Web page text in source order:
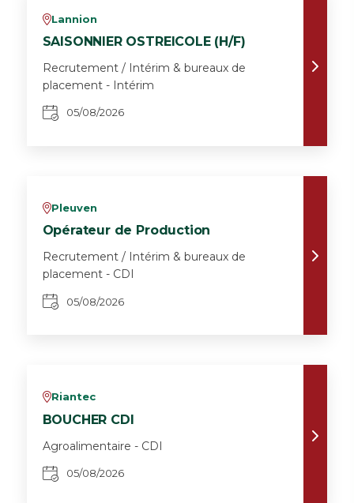
vLannion
SAISONNIER OSTREICOLE (H/F)
Recrutement / Intérim & bureaux de
placement - Intérim
05/08/2026
vPleuven
Opérateur de Production
Recrutement / Intérim & bureaux de
placement - CDI
05/08/2026
vRiantec
BOUCHER CDI
Agroalimentaire - CDI
05/08/2026